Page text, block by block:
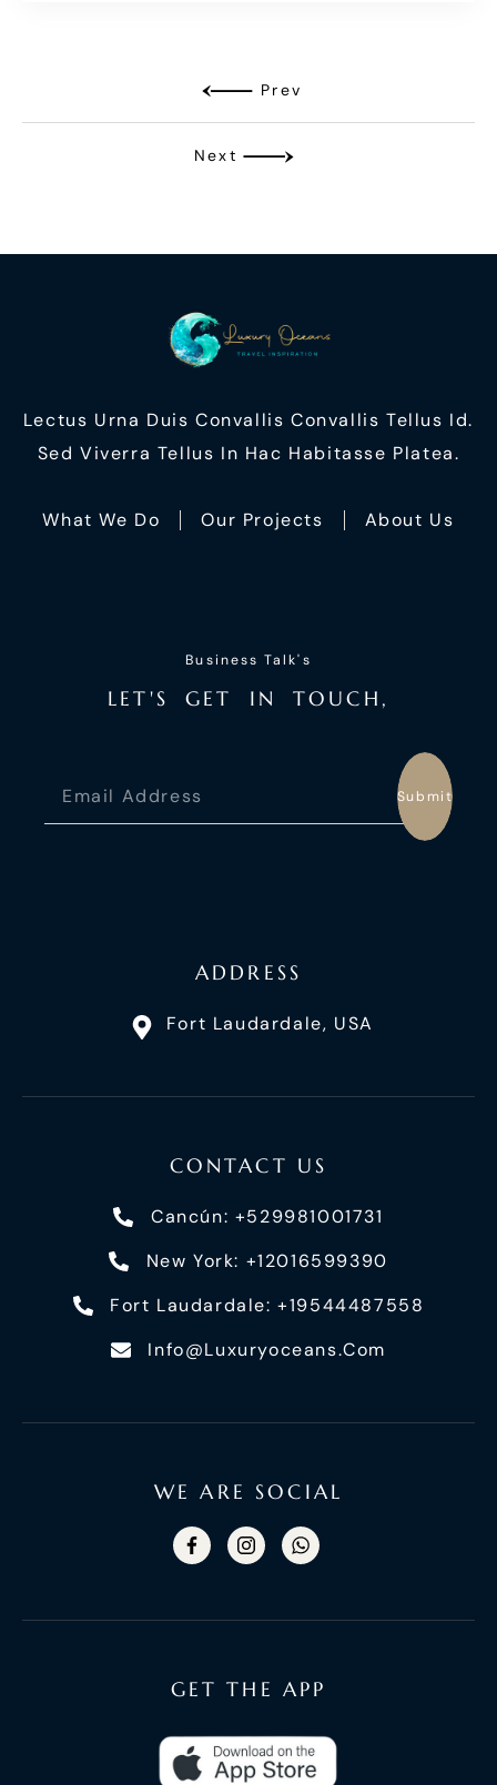
Prev
Next
Lectus Urna Duis Convallis Convallis Tellus Id.
Sed Viverra Tellus In Hac Habitasse Platea.
What We Do Our Projects About Us
Business Talk's
LET'S GET I N TO UC H ,
Submit
GET THE APP
ADDRESS
Fort Laudardale, USA
CONTACT US
Cancún: +529981001731
New York: +12016599390
Fort Laudardale: +19544487558
Info@luxuryoceans.com
WE ARE SOCIAL